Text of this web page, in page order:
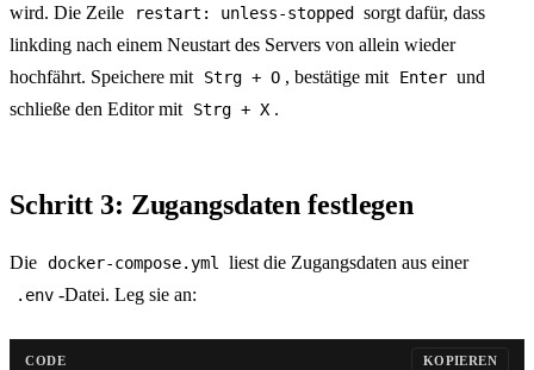
wird. Die Zeile
restart: unless-stopped
sorgt dafür, dass
linkding nach einem Neustart des Servers von allein wieder
hochfährt. Speichere mit
Strg + O , bestätige mit Enter und
schließe den Editor mit
Strg + X .
Schritt 3: Zugangsdaten festlegen
Die docker-compose.yml liest die Zugangsdaten aus einer
.env -Datei. Leg sie an:
CODE KOPIEREN